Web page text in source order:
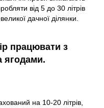
від 5 до 30 літрів
дачної ділянки.
працювати з
ягодами.
на 10-20 літрів,